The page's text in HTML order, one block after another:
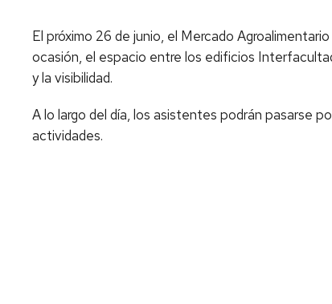
El próximo 26 de junio, el Mercado
ocasión, el espacio entre los edificios
y la visibilidad.
A lo largo del día, los asistentes podrán pasarse
actividades.